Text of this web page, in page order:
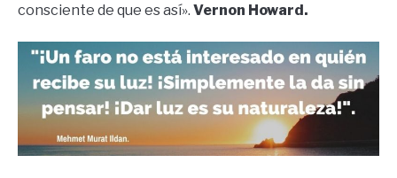
consciente de que es así». Vernon Howard.